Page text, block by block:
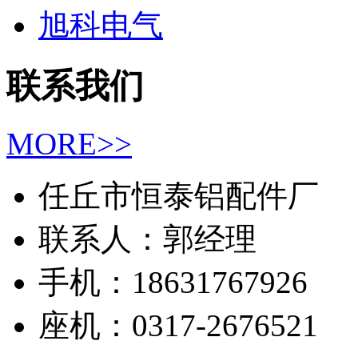
旭科电气
联系我们
MORE>>
任丘市恒泰铝配件厂
联系人：郭经理
手机：18631767926
座机：0317-2676521